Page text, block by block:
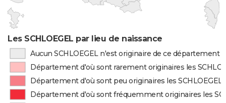
Les SCHLOEGEL par lieu de naissance
Aucun SCHLOEGEL n'est originaire de ce département
Département d'où sont rarement originaires les
Département d'où sont peu originaires les SCHLOEGEL
Département d'où sont fréquemment originaires les